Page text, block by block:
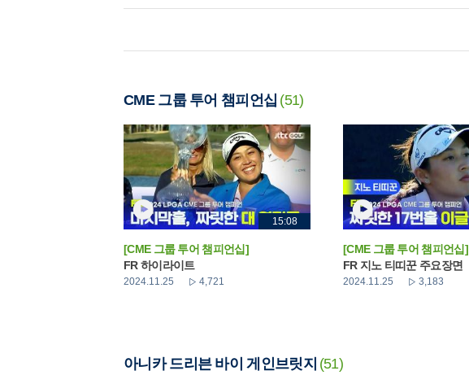
CME 그룹 투어 챔피언십 (51)
15:08
[CME 그룹 투어 챔피언십]
FR 하이라이트
2024.11.25 4,721
[CME 그룹 투어 챔피언십]
FR 지노 티띠꾼 주요장면
2024.11.25 3,183
아니카 드리븐 바이 게인브릿지 (51)